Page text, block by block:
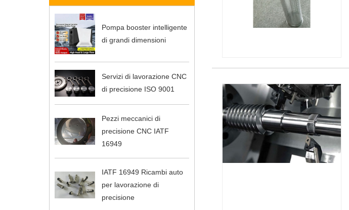
Pompa booster intelligente
di grandi dimensioni
Servizi di lavorazione CNC
di precisione ISO 9001
Pezzi meccanici di
precisione CNC IATF
16949
IATF 16949 Ricambi auto
per lavorazione di
precisione